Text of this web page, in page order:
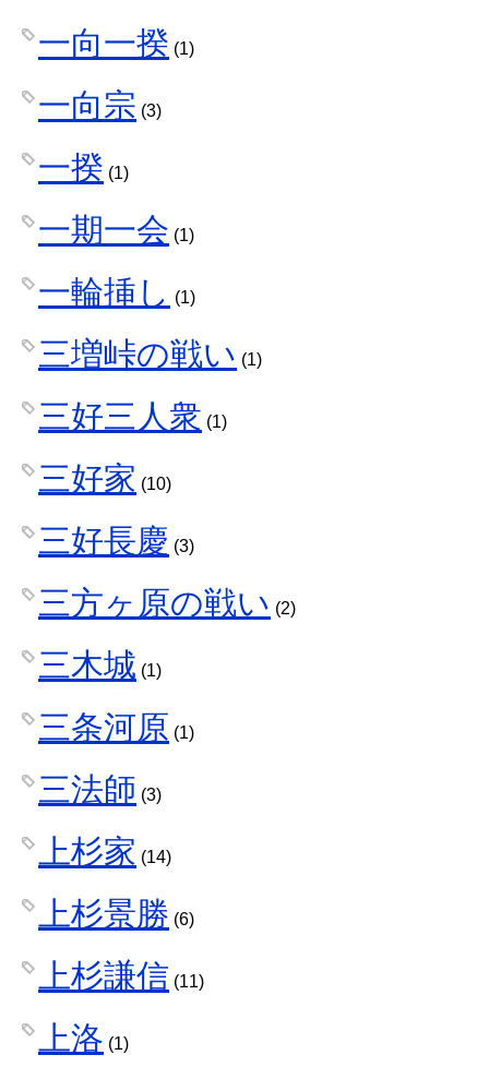
一向一揆 (1)
一向宗 (3)
一揆 (1)
一期一会 (1)
一輪挿し (1)
三増峠の戦い (1)
三好三人衆 (1)
三好家 (10)
三好長慶 (3)
三方ヶ原の戦い (2)
三木城 (1)
三条河原 (1)
三法師 (3)
上杉家 (14)
上杉景勝 (6)
上杉謙信 (11)
上洛 (1)